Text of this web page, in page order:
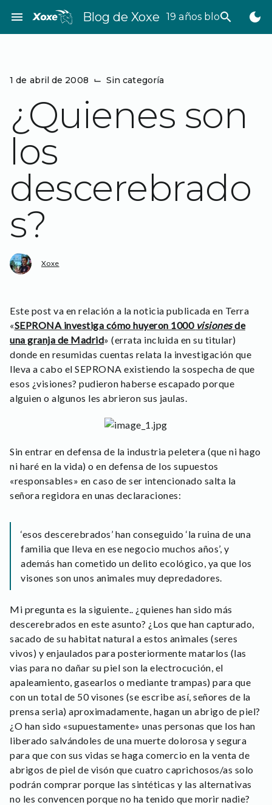
contenido
menu Blog de Xoxe 19 años bloggeando
search dark_mode
1 de abril de 2008 ⌙ Sin categoría
¿Quienes son
los
descerebrado
s?
Xoxe
Este post va en relación a la noticia publicada en Terra
«SEPRONA investiga cómo huyeron 1000 visionesde
una granja de Madrid» (errata incluida en su titular)
donde en resumidas cuentas relata la investigación que
lleva a cabo el SEPRONA existiendo la sospecha de que
esos ¿visiones? pudieron haberse escapado porque
alguien o algunos les abrieron sus jaulas.
Sin entrar en defensa de la industria peletera (que ni hago
ni haré en la vida) o en defensa de los supuestos
«responsables» en caso de ser intencionado salta la
señora regidora en unas declaraciones:
‘esos descerebrados’ han conseguido ‘la ruina de una
familia que lleva en ese negocio muchos años’, y
además han cometido un delito ecológico, ya que los
visones son unos animales muy depredadores.
Mi pregunta es la siguiente.. ¿quienes han sido más
descerebrados en este asunto? ¿Los que han capturado,
sacado de su habitat natural a estos animales (seres
vivos) y enjaulados para posteriormente matarlos (las
vias para no dañar su piel son la electrocución, el
apaleamiento, gasearlos o mediante trampas) para que
con un total de 50 visones (se escribe así, señores de la
prensa seria) aproximadamente, hagan un abrigo de piel?
¿O han sido «supuestamente» unas personas que los han
liberado salvándoles de una muerte dolorosa y segura
para que con sus vidas se haga comercio en la venta de
abrigos de piel de visón que cuatro caprichosos/as solo
podrán comprar porque las sintéticas y las alternativas
no les convencen porque no ha tenido que morir nadie?